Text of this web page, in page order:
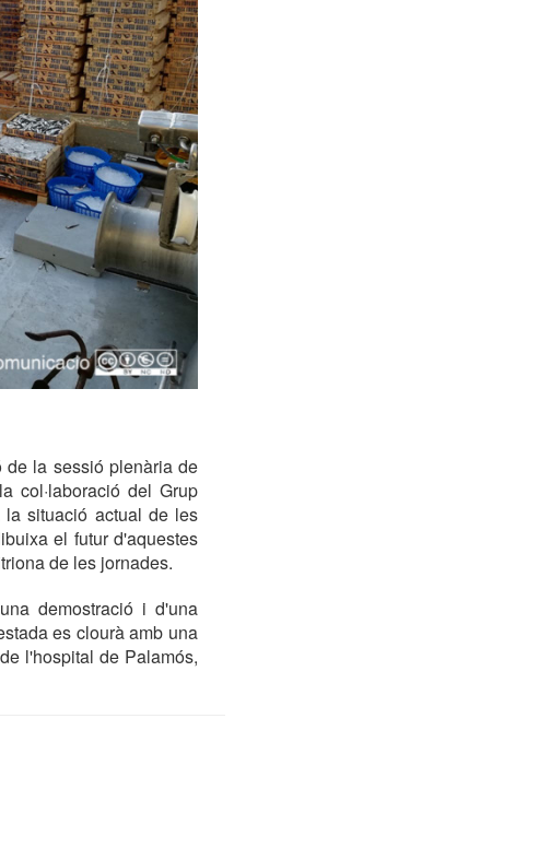
de la sessió plenària de
col·laboració del Grup
situació actual de les
el futur d'aquestes
de les jornades.
demostració i d'una
es clourà amb una
l'hospital de Palamós,